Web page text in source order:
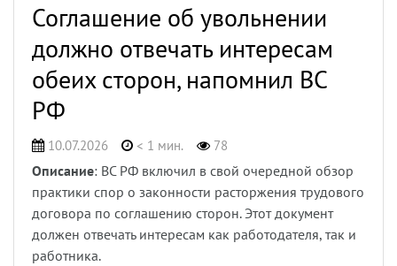
Соглашение об увольнении
должно отвечать интересам
обеих сторон, напомнил ВС
РФ
10.07.2026 < 1 мин. 78
Описание: ВС РФ включил в свой очередной обзор
практики спор о законности расторжения трудового
договора по соглашению сторон. Этот документ
должен отвечать интересам как работодателя, так и
работника.